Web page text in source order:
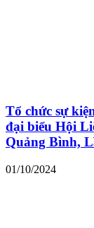
Tổ chức sự
đại biểu Hội
Quảng Bình,
01/10/2024